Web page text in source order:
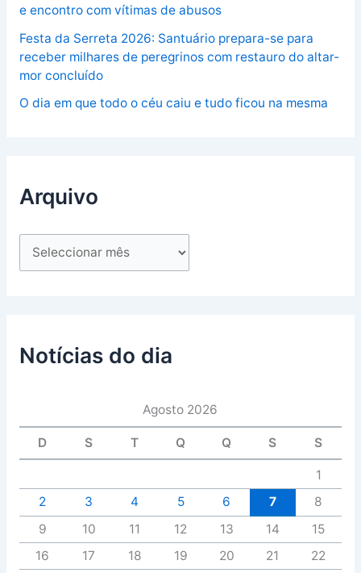
e encontro com vítimas de abusos
Festa da Serreta 2026: Santuário prepara-se para
receber milhares de peregrinos com restauro do altar-
mor concluído
O dia em que todo o céu caiu e tudo ficou na mesma
Arquivo
Notícias do dia
Agosto 2026
D S T Q Q S S
1
2
3 4 5 6 7
8
9
10 11 12 13 14
15
16
17 18 19 20 21
22